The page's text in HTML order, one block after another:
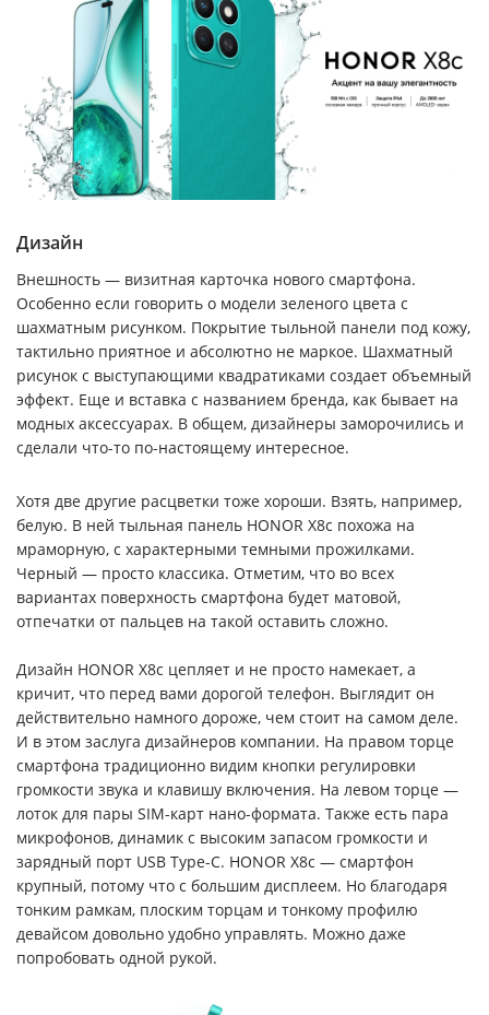
Дизайн
Внешность — визитная карточка нового смартфона.
Особенно если говорить о модели зеленого цвета с
шахматным рисунком. Покрытие тыльной панели под кожу,
тактильно приятное и абсолютно не маркое. Шахматный
рисунок с выступающими квадратиками создает объемный
эффект. Еще и вставка с названием бренда, как бывает на
модных аксессуарах. В общем, дизайнеры заморочились и
сделали что-то по-настоящему интересное.
Хотя две другие расцветки тоже хороши. Взять, например,
белую. В ней тыльная панель HONOR X8c похожа на
мраморную, с характерными темными прожилками.
Черный — просто классика. Отметим, что во всех
вариантах поверхность смартфона будет матовой,
отпечатки от пальцев на такой оставить сложно.
Дизайн HONOR X8c цепляет и не просто намекает, а
кричит, что перед вами дорогой телефон. Выглядит он
действительно намного дороже, чем стоит на самом деле.
И в этом заслуга дизайнеров компании. На правом торце
смартфона традиционно видим кнопки регулировки
громкости звука и клавишу включения. На левом торце —
лоток для пары SIM-карт нано-формата. Также есть пара
микрофонов, динамик с высоким запасом громкости и
зарядный порт USB Type-C. HONOR X8c — смартфон
крупный, потому что с большим дисплеем. Но благодаря
тонким рамкам, плоским торцам и тонкому профилю
девайсом довольно удобно управлять. Можно даже
попробовать одной рукой.